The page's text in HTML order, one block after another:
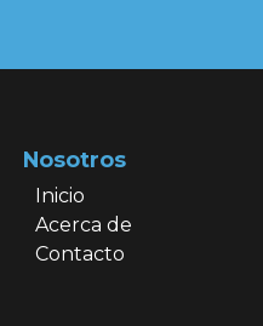
Nosotros
Inicio
Acerca de
Contacto